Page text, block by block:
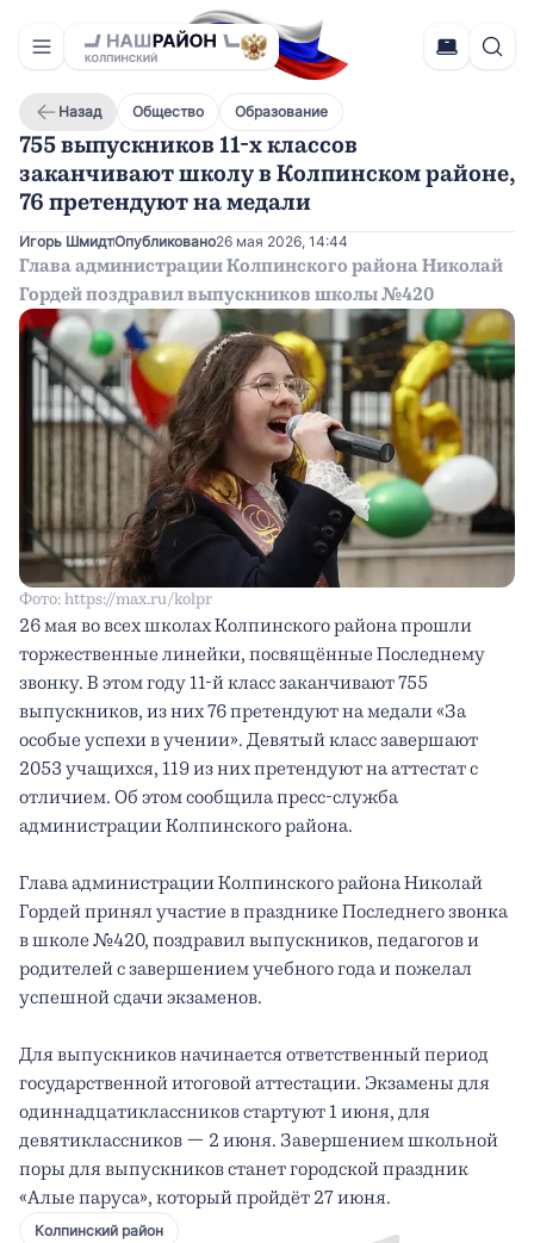
Назад Общество Образование
755 выпускников 11-х классов
заканчивают школу в Колпинском районе,
76 претендуют на медали
Игорь ШмидтОпубликовано26 мая 2026, 14:44
Глава администрации Колпинского района Николай
Гордей поздравил выпускников школы №420
Фото: https://max.ru/kolpr
26 мая во всех школах Колпинского района прошли
торжественные линейки, посвящённые Последнему
звонку. В этом году 11-й класс заканчивают 755
выпускников, из них 76 претендуют на медали «За
особые успехи в учении». Девятый класс завершают
2053 учащихся, 119 из них претендуют на аттестат с
отличием. Об этом сообщила пресс-служба
администрации Колпинского района.
Глава администрации Колпинского района Николай
Гордей принял участие в празднике Последнего звонка
в школе №420, поздравил выпускников, педагогов и
родителей с завершением учебного года и пожелал
успешной сдачи экзаменов.
Для выпускников начинается ответственный период
государственной итоговой аттестации. Экзамены для
одиннадцатиклассников стартуют 1 июня, для
девятиклассников — 2 июня. Завершением школьной
поры для выпускников станет городской праздник
«Алые паруса», который пройдёт 27 июня.
Колпинский район